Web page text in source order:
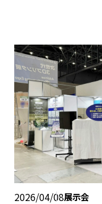
2026/04/08展示会